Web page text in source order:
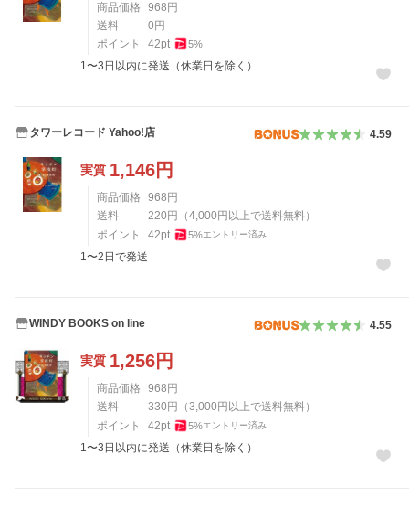
商品価格 968 円
送料
0 円
ポイント
42pt 5%
1〜3日以内に発送（休業日を除く）
タワーレコード Yahoo!店 4.59
実質 1,146円
商品価格 968 円
送料
220 円 （4,000 円以上で送料無料）
ポイント
42pt 5%エントリー済み
1〜2日で発送
WINDY BOOKS on line 4.55
実質 1,256円
商品価格 968 円
送料
330 円 （3,000 円以上で送料無料）
ポイント
42pt 5%エントリー済み
1〜3日以内に発送（休業日を除く）